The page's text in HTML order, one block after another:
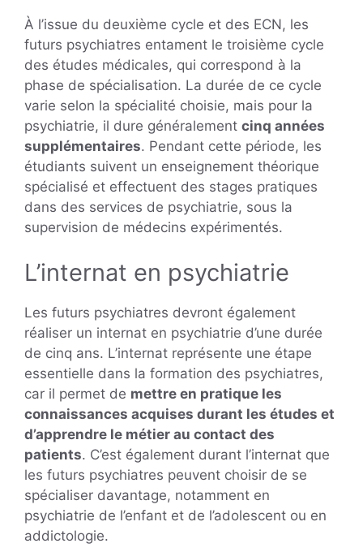
À l’issue du deuxième cycle et des ECN, les
futurs psychiatres entament le troisième cycle
des études médicales, qui correspond à la
phase de spécialisation. La durée de ce cycle
varie selon la spécialité choisie, mais pour la
psychiatrie, il dure généralement cinq années
supplémentaires. Pendant cette période, les
étudiants suivent un enseignement théorique
spécialisé et effectuent des stages pratiques
dans des services de psychiatrie, sous la
supervision de médecins expérimentés.
L’internat en psychiatrie
Les futurs psychiatres devront également
réaliser un internat en psychiatrie d’une durée
de cinq ans. L’internat représente une étape
essentielle dans la formation des psychiatres,
car il permet de mettre en pratique les
connaissances acquises durant les études et
d’apprendre le métier au contact des
patients. C’est également durant l’internat que
les futurs psychiatres peuvent choisir de se
spécialiser davantage, notamment en
psychiatrie de l’enfant et de l’adolescent ou en
addictologie.